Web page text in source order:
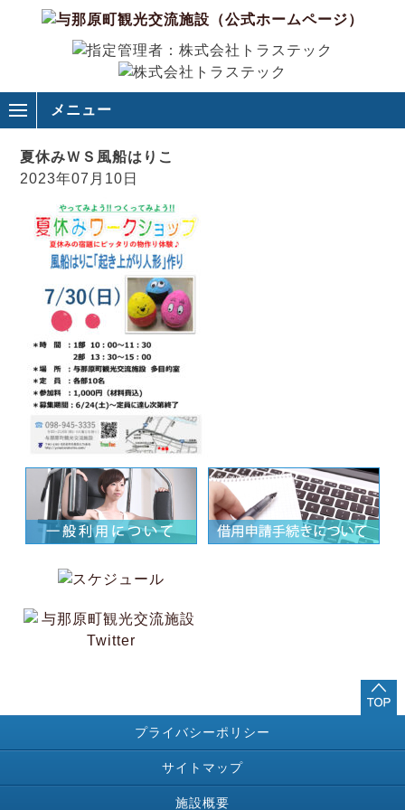
メニュー
夏休みＷＳ風船はりこ
2023年07月10日
プライバシーポリシー
サイトマップ
施設概要